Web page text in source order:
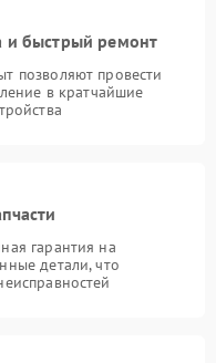
и быстрый ремонт
позволяют провести
в кратчайшие
гарантия на
детали, что